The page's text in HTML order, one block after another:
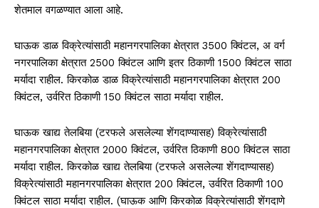
शेतमाल वगळण्यात आला आहे.
घाऊक डाळ विक्रेत्यांसाठी महानगरपालिका क्षेत्रात 3500 क्विंटल, अ वर्ग
नगरपालिका क्षेत्रात 2500 क्विंटल आणि इतर ठिकाणी 1500 क्विंटल साठा
मर्यादा राहील. किरकोळ डाळ विक्रेत्यांसाठी महानगरपालिका क्षेत्रात 200
क्विंटल, उर्वरित ठिकाणी 150 क्विंटल साठा मर्यादा राहील.
घाऊक खाद्य तेलबिया (टरफले असलेल्या शेंगदाण्यासह) विक्रेत्यांसाठी
महानगरपालिका क्षेत्रात 2000 क्विंटल, उर्वरित ठिकाणी 800 क्विंटल साठा
मर्यादा राहील. किरकोळ खाद्य तेलबिया (टरफले असलेल्या शेंगदाण्यासह)
विक्रेत्यांसाठी महानगरपालिका क्षेत्रात 200 क्विंटल, उर्वरित ठिकाणी 100
क्विंटल साठा मर्यादा राहील. (घाऊक आणि किरकोळ विक्रेत्यांसाठी शेंगदाणे